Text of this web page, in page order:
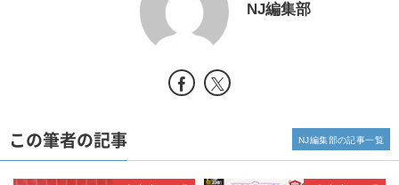
NJ編集部
この筆者の記事 NJ編集部の記事一覧